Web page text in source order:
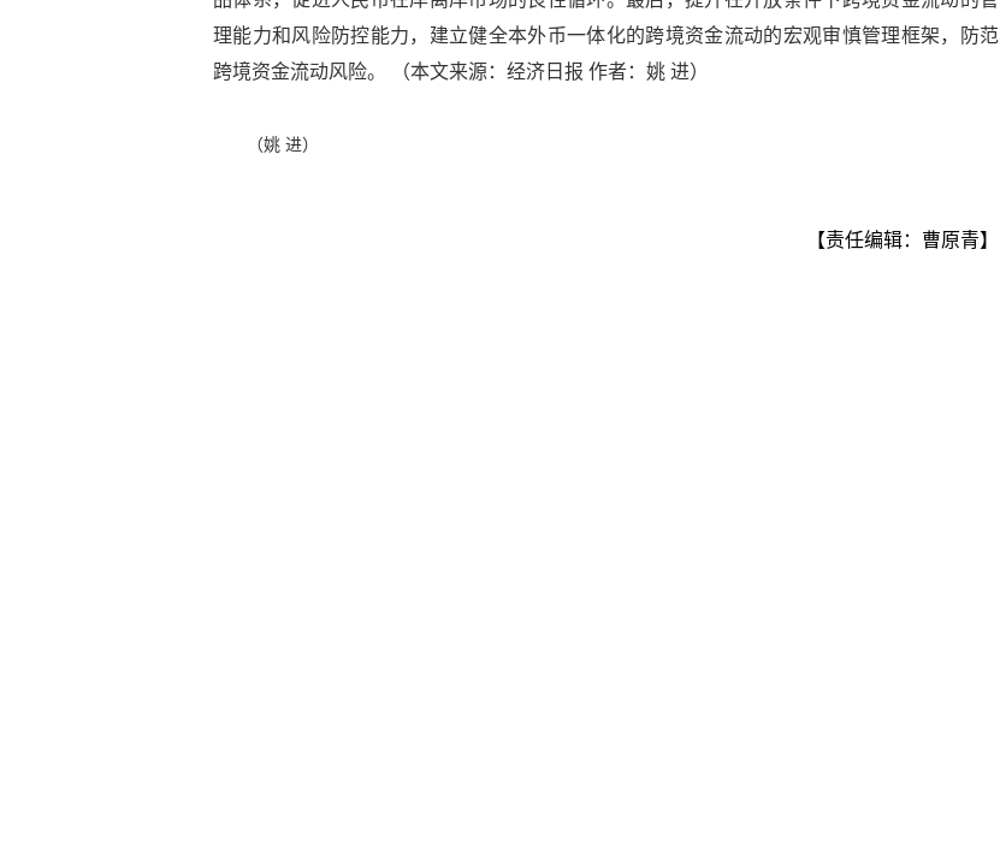
理能力和风险防控能力，建立健全本外币一体化的跨境资金流动的宏观审慎管理框架，防范
跨境资金流动风险。 （本文来源：经济日报 作者：姚 进）
（姚 进）
【责任编辑：曹原青】